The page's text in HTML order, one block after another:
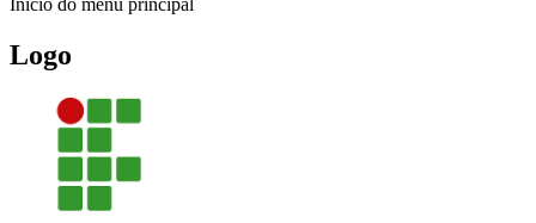
Início do menu principal
Logo